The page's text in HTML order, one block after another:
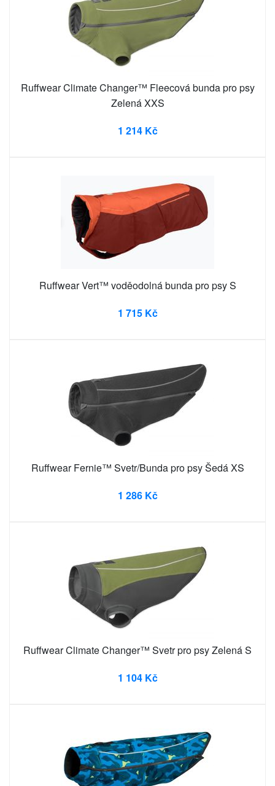
Ruffwear Climate Changer™ Fleecová bunda pro psy
Zelená XXS
1 214 Kč
Ruffwear Vert™ voděodolná bunda pro psy S
1 715 Kč
Ruffwear Fernie™ Svetr/Bunda pro psy Šedá XS
1 286 Kč
Ruffwear Climate Changer™ Svetr pro psy Zelená S
1 104 Kč